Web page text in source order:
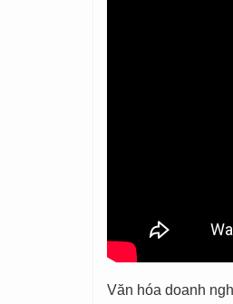
Văn hóa doanh